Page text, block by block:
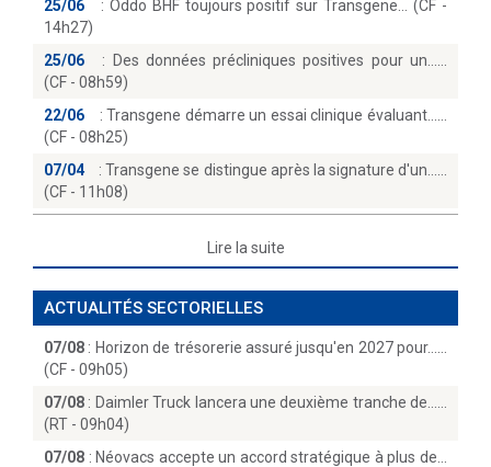
25/06 : Oddo BHF toujours positif sur Transgene… (CF -
14h27)
25/06
:
Des données précliniques positives pour un...
(CF - 08h59)
22/06
:Transgene démarre un essai clinique évaluant...
(CF - 08h25)
07/04
:Transgene se distingue après la signature d'un...
(CF - 11h08)
Lire la suite
ACTUALITÉS SECTORIELLES
07/08 : Horizon de trésorerie assuré jusqu'en 2027 pour...
(CF - 09h05)
07/08 : Daimler Truck lancera une deuxième tranche de...
(RT - 09h04)
07/08 : Néovacs accepte un accord stratégique à plus de...